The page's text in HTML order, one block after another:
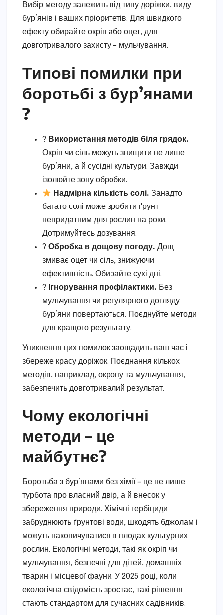
Вибір методу залежить від типу доріжки, виду
бур’янів і ваших пріоритетів. Для швидкого
ефекту обирайте окріп або оцет, для
довготривалого захисту – мульчування.
Типові помилки при
боротьбі з бур’янами
?
? Використання методів біля грядок.
Окріп чи сіль можуть знищити не лише
бур’яни, а й сусідні культури. Завжди
ізолюйте зону обробки.
Надмірна кількість солі. Занадто
багато солі може зробити ґрунт
непридатним для рослин на роки.
Дотримуйтесь дозування.
? Обробка в дощову погоду. Дощ
змиває оцет чи сіль, знижуючи
ефективність. Обирайте сухі дні.
? Ігнорування профілактики. Без
мульчування чи регулярного догляду
бур’яни повертаються. Поєднуйте методи
для кращого результату.
Уникнення цих помилок заощадить ваш час і
збереже красу доріжок. Поєднання кількох
методів, наприклад, окропу та мульчування,
забезпечить довготривалий результат.
Чому екологічні
методи – це
майбутнє?
Боротьба з бур’янами без хімії – це не лише
турбота про власний двір, а й внесок у
збереження природи. Хімічні гербіциди
забруднюють ґрунтові води, шкодять бджолам і
можуть накопичуватися в плодах культурних
рослин. Екологічні методи, такі як окріп чи
мульчування, безпечні для дітей, домашніх
тварин і місцевої фауни. У 2025 році, коли
екологічна свідомість зростає, такі рішення
стають стандартом для сучасних садівників.